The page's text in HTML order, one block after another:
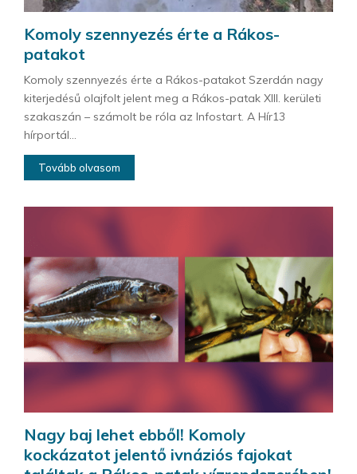
Komoly szennyezés érte a Rákos-
patakot
Komoly szennyezés érte a Rákos-patakot Szerdán nagy
kiterjedésű olajfolt jelent meg a Rákos-patak XIII. kerületi
szakaszán – számolt be róla az Infostart. A Hír13
hírportál...
Tovább olvasom
Nagy baj lehet ebből! Komoly
kockázatot jelentő ivnáziós fajokat